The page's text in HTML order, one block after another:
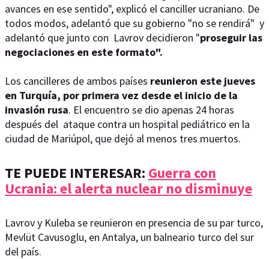
avances en ese sentido", explicó el canciller ucraniano. De
todos modos, adelantó que su gobierno "no se rendirá" y
adelantó que junto con Lavrov decidieron "proseguir las
negociaciones en este formato".
Los cancilleres de ambos países reunieron este jueves
en Turquía, por primera vez desde el inicio de la
invasión rusa. El encuentro se dio apenas 24 horas
después del ataque contra un hospital pediátrico en la
ciudad de Mariúpol, que dejó al menos tres muertos.
TE PUEDE INTERESAR: Guerra con
Ucrania: el alerta nuclear no disminuye
Lavrov y Kuleba se reunieron en presencia de su par turco,
Mevlüt Cavusoglu, en Antalya, un balneario turco del sur
del país.